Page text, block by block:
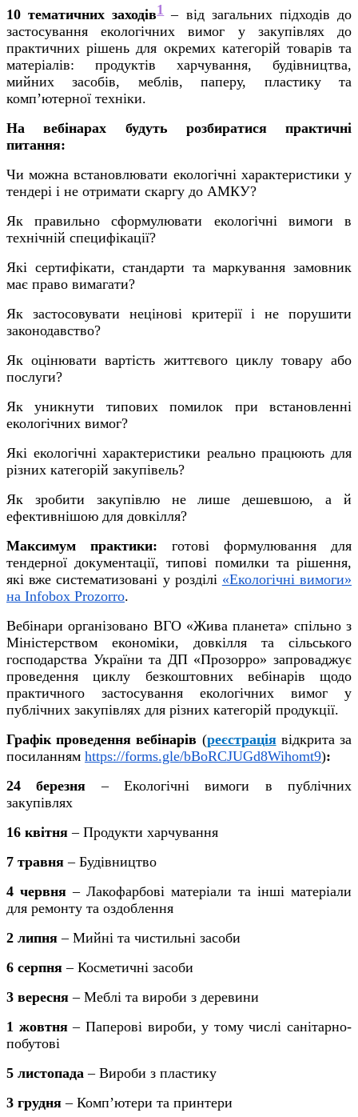
10 тематичних заходів1– від загальних підходів до
застосування екологічних вимог у закупівлях до
практичних рішень для окремих категорій товарів та
матеріалів: продуктів харчування, будівництва,
мийних засобів, меблів, паперу, пластику та
комп’ютерної техніки.
На вебінарах будуть розбиратися практичні
питання:
Чи можна встановлювати екологічні характеристики у
тендері і не отримати скаргу до АМКУ?
Як правильно сформулювати екологічні вимоги в
технічній специфікації?
Які сертифікати, стандарти та маркування замовник
має право вимагати?
Як застосовувати нецінові критерії і не порушити
законодавство?
Як оцінювати вартість життєвого циклу товару або
послуги?
Як уникнути типових помилок при встановленні
екологічних вимог?
Які екологічні характеристики реально працюють для
різних категорій закупівель?
Як зробити закупівлю не лише дешевшою, а й
ефективнішою для довкілля?
Максимум практики: готові формулювання для
тендерної документації, типові помилки та рішення,
які вже систематизовані у розділі «Екологічні вимоги»
на Infobox Prozorro.
Вебінари організовано ВГО «Жива планета» спільно з
Міністерством економіки, довкілля та сільського
господарства України та ДП «Прозорро» запроваджує
проведення циклу безкоштовних вебінарів щодо
практичного застосування екологічних вимог у
публічних закупівлях для різних категорій продукції.
Графік проведеннявебінарів (реєстраціявідкритаза
посиланням https://forms.gle/bBoRCJUGd8Wihomt9):
24 березня – Екологічні вимоги в публічних
закупівлях
16 квітня– Продукти харчування
7 травня– Будівництво
4 червня – Лакофарбові матеріали та інші матеріали
для ремонту та оздоблення
2 липня – Мийні та чистильні засоби
6 серпня – Косметичні засоби
3 вересня – Меблі та вироби з деревини
1 жовтня– Паперові вироби, у тому числі санітарно-
побутові
5 листопада – Вироби з пластику
3 грудня – Комп’ютери та принтери